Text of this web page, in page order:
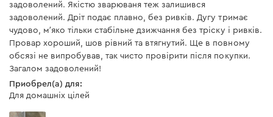
задоволений. Якістю зварюваня теж залишився
задоволений. Дріт подає плавно, без ривків. Дугу тримає
чудово, мʼяко тільки стабільне дзижчання без тріску і ривків.
Провар хороший, шов рівний та втягнутий. Ще в повному
обсязі не випробував, так чисто провірити після покупки.
Загалом задоволений!
Приобрел(а) для:
Для домашніх цілей